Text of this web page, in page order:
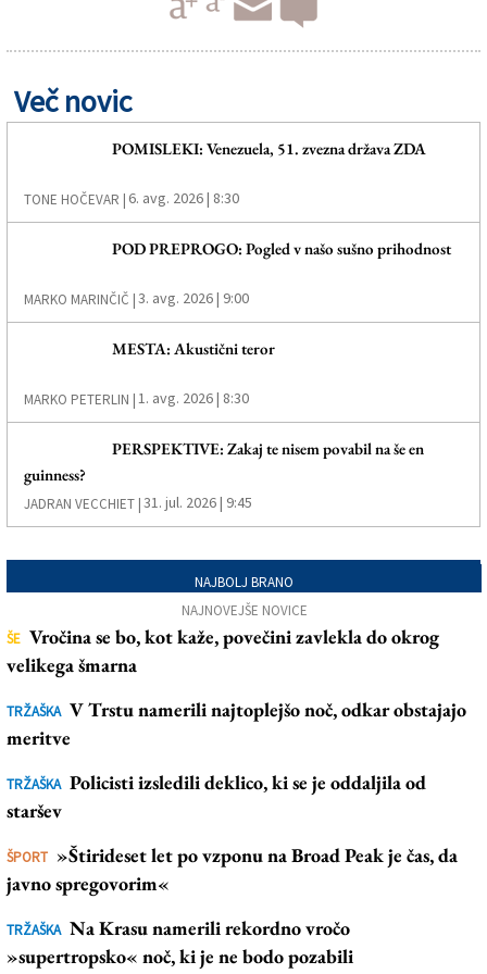
Več novic
POMISLEKI: Venezuela, 51. zvezna država ZDA
TONE HOČEVAR | 6. avg. 2026 | 8:30
POD PREPROGO: Pogled v našo sušno prihodnost
MARKO MARINČIČ |3. avg. 2026 | 9:00
MESTA: Akustični teror
MARKO PETERLIN |1. avg. 2026 | 8:30
PERSPEKTIVE: Zakaj te nisem povabil na še en
guinness?
JADRAN VECCHIET |31. jul. 2026 | 9:45
NAJBOLJ BRANO
NAJNOVEJŠE NOVICE
ŠE Vročina se bo, kot kaže, povečini zavlekla do okrog
velikega šmarna
TRŽAŠKA V Trstu namerili najtoplejšo noč, odkar obstajajo
meritve
TRŽAŠKA Policisti izsledili deklico, ki se je oddaljila od
staršev
ŠPORT »Štirideset let po vzponu na Broad Peak je čas, da
javno spregovorim«
TRŽAŠKA Na Krasu namerili rekordno vročo
»supertropsko« noč, ki je ne bodo pozabili